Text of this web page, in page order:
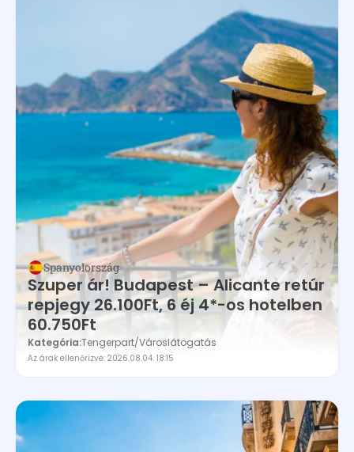
Spanyolország
Szuper ár! Budapest – Alicante retúr
repjegy 26.100Ft, 6 éj 4*-os hotelben
60.750Ft
Kategória:Tengerpart/Városlátogatás
Az árak ellenőrizve: 2026.08.04. 18:15